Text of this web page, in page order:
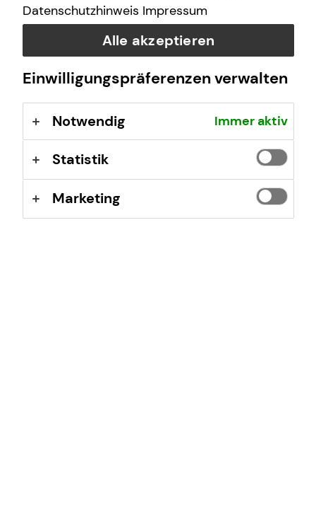
Deine Vorteile mit mytecis:
Sieh deine Konten, Depots und Versicherungen an
einem Ort
Verträge und Dokumente digital verwalten
oder Versicherungsverträge jederzeit einsehen
Direkter Kontakt
Stelle mir Terminanfragen oder sende Nachrichten
Datenschutzhinweis Impressum
Alle akzeptieren
Einwilligungspräferenzen verwalten
Notwendig Immer aktiv
Statistik
Marketing